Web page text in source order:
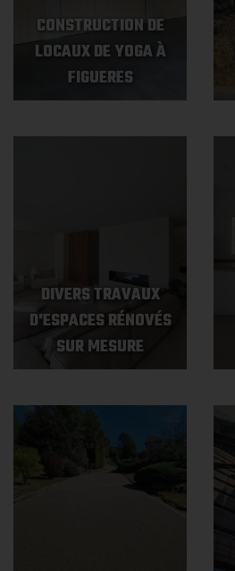
CONSTRUCTION DE
LOCAUX DE YOGA À
FIGUERES
DIVERS TRAVAUX
D'ESPACES RÉNOVÉS
SUR MESURE